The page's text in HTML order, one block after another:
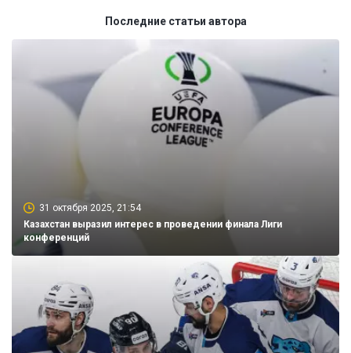
Последние статьи автора
31 октября 2025, 21:54
Казахстан выразил интерес в проведении финала Лиги
конференций